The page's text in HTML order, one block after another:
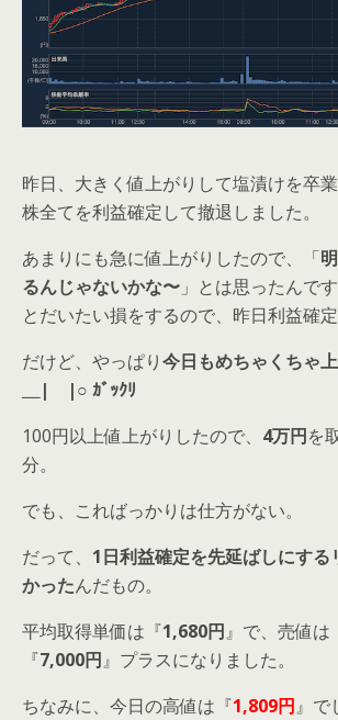
昨日、大きく値上がりして塩漬けを卒
株全てを利益確定して撤退しました。
あまりにも急に値上がりしたので、「
るんじゃないかな〜 」とは思ったんで
とだいたい損をするので、昨日利益確定
だけど、やっぱり今日もめちゃくちゃ
＿|￣|○ ｶﾞｯｸﾘ
100円以上値上がりしたので、 4万円を
分。
でも、こればっかりは仕方がない。
だって、 1日利益確定を先延ばしにする
かったんだもの。
平均取得単価は『1,680円』で、売値は
『7,000円』プラスになりました。
ちなみに、今日の高値は『1,809円』で